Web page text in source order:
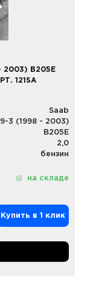
2003) B205E
121SA
Saab
9-3 (1998 - 2003)
B205E
2,0
бензин
на складе
Купить в 1 клик